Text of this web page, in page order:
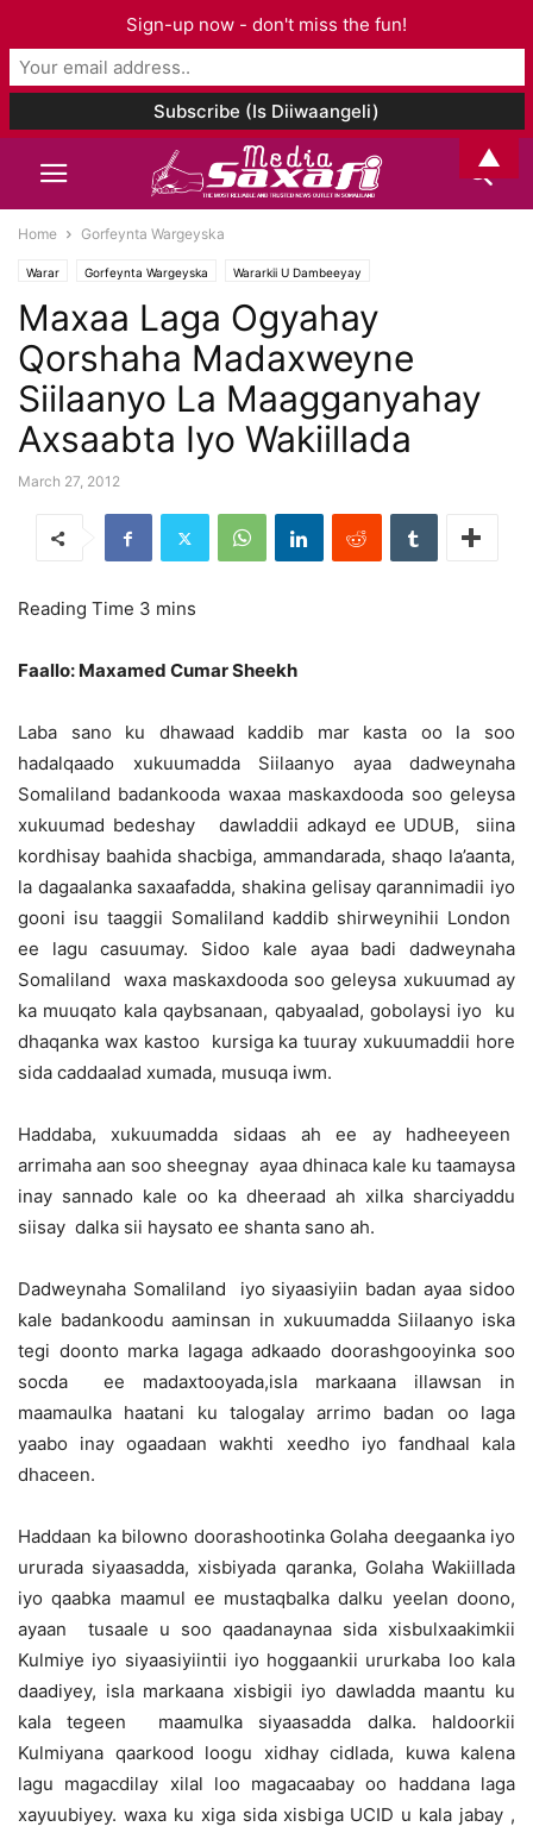
Home Gorfeynta Wargeyska
Warar Gorfeynta Wargeyska Wararkii U Dambeeyay
Maxaa Laga Ogyahay
Qorshaha Madaxweyne
Siilaanyo La Maagganyahay
Axsaabta Iyo Wakiillada
March 27, 2012
Faallo: Maxamed Cumar Sheekh
Laba sano ku dhawaad kaddib mar kasta oo la soo
hadalqaado xukuumadda Siilaanyo ayaa dadweynaha
Somaliland badankooda waxaa maskaxdooda soo geleysa
xukuumad bedeshay dawladdii adkayd ee UDUB, siina
kordhisay baahida shacbiga, ammandarada, shaqo la’aanta,
la dagaalanka saxaafadda, shakina gelisay qarannimadii iyo
gooni isu taaggii Somaliland kaddib shirweynihii London
ee lagu casuumay. Sidoo kale ayaa badi dadweynaha
Somaliland waxa maskaxdooda soo geleysa xukuumad ay
ka muuqato kala qaybsanaan, qabyaalad, gobolaysi iyo ku
dhaqanka wax kastoo kursiga ka tuuray xukuumaddii hore
sida caddaalad xumada, musuqa iwm.
Haddaba, xukuumadda sidaas ah ee ay hadheeyeen
arrimaha aan soo sheegnay ayaa dhinaca kale ku taamaysa
inay sannado kale oo ka dheeraad ah xilka sharciyaddu
siisay dalka sii haysato ee shanta sano ah.
Dadweynaha Somaliland iyo siyaasiyiin badan ayaa sidoo
kale badankoodu aaminsan in xukuumadda Siilaanyo iska
tegi doonto marka lagaga adkaado doorashgooyinka soo
socda ee madaxtooyada,isla markaana illawsan in
maamaulka haatani ku talogalay arrimo badan oo laga
yaabo inay ogaadaan wakhti xeedho iyo fandhaal kala
dhaceen.
Haddaan ka bilowno doorashootinka Golaha deegaanka iyo
ururada siyaasadda, xisbiyada qaranka, Golaha Wakiillada
iyo qaabka maamul ee mustaqbalka dalku yeelan doono,
ayaan tusaale u soo qaadanaynaa sida xisbulxaakimkii
Kulmiye iyo siyaasiyiintii iyo hoggaankii ururkaba loo kala
daadiyey, isla markaana xisbigii iyo dawladda maantu ku
kala tegeen maamulka siyaasadda dalka. haldoorkii
Kulmiyana qaarkood loogu xidhay cidlada, kuwa kalena
lagu magacdilay xilal loo magacaabay oo haddana laga
xayuubiyey. waxa ku xiga sida xisbiga UCID u kala jabay ,
Sign-up now - don't miss the fun!
▲